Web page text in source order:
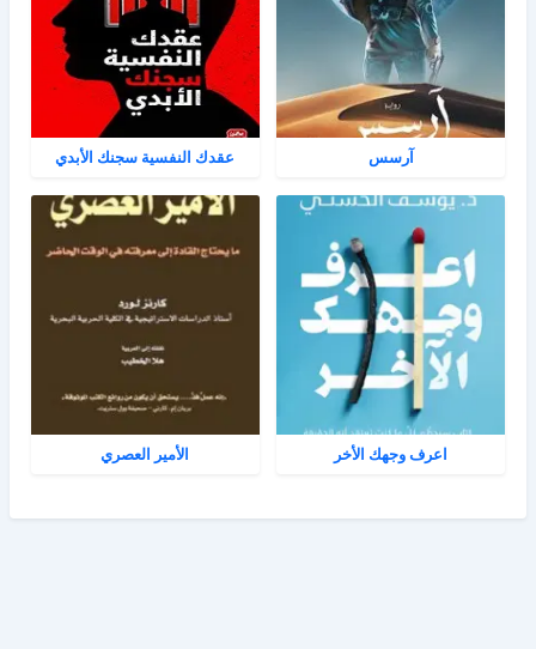
آرسس عقدك النفسية سجنك الأبدي
اعرف وجهك الأخر الأمير العصري